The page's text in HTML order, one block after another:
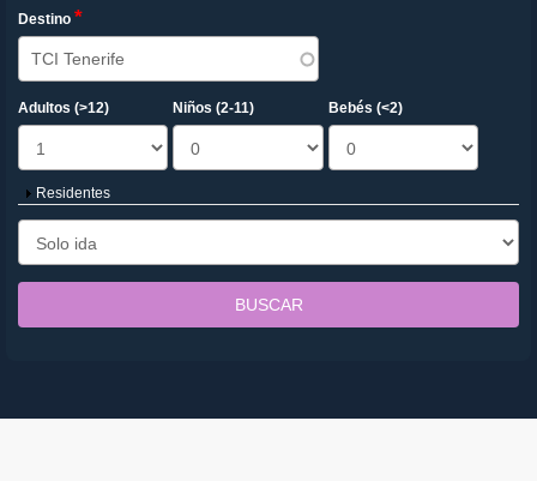
Destino *
Adultos (>12) Niños (2-11) Bebés (<2)
Mostrar
Residentes